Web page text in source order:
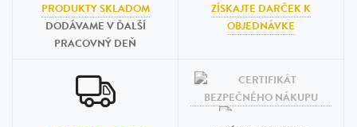
PRODUKTY SKLADOM
DODÁVAME V ĎALŠÍ
PRACOVNÝ DEŇ
ZÍSKAJTE DARČEK K
OBJEDNÁVKE